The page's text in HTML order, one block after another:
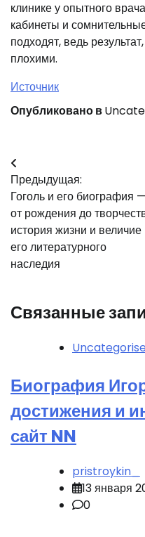
клинике у опытного
кабинеты и
подходят, ведь
плохими.
Источник
Опубликовано в
Навигация
по
записям
Предыдущая:
Гоголь и его биография —
от рождения до
история жизни и величие
его литературного
наследия
Связанные
Биография
достижения и
сайт NN
pristroykin_
13 января
0